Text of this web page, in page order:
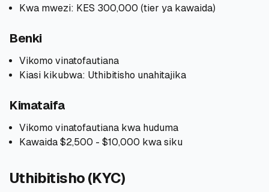
ℹ️Kuhusu Sisi
🎯 Tafuta Mkopo Wako Bora
Kwa mwezi: KES 300,000 (tier ya kawaida)
Benki
Vikomo vinatofautiana
Kiasi kikubwa: Uthibitisho unahitajika
Kimataifa
Vikomo vinatofautiana kwa huduma
Kawaida $2,500 - $10,000 kwa siku
Uthibitisho (KYC)